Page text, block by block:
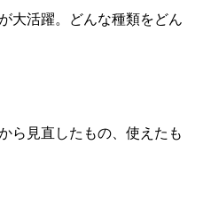
大活躍。どんな種類をどん
ら見直したもの、使えたも